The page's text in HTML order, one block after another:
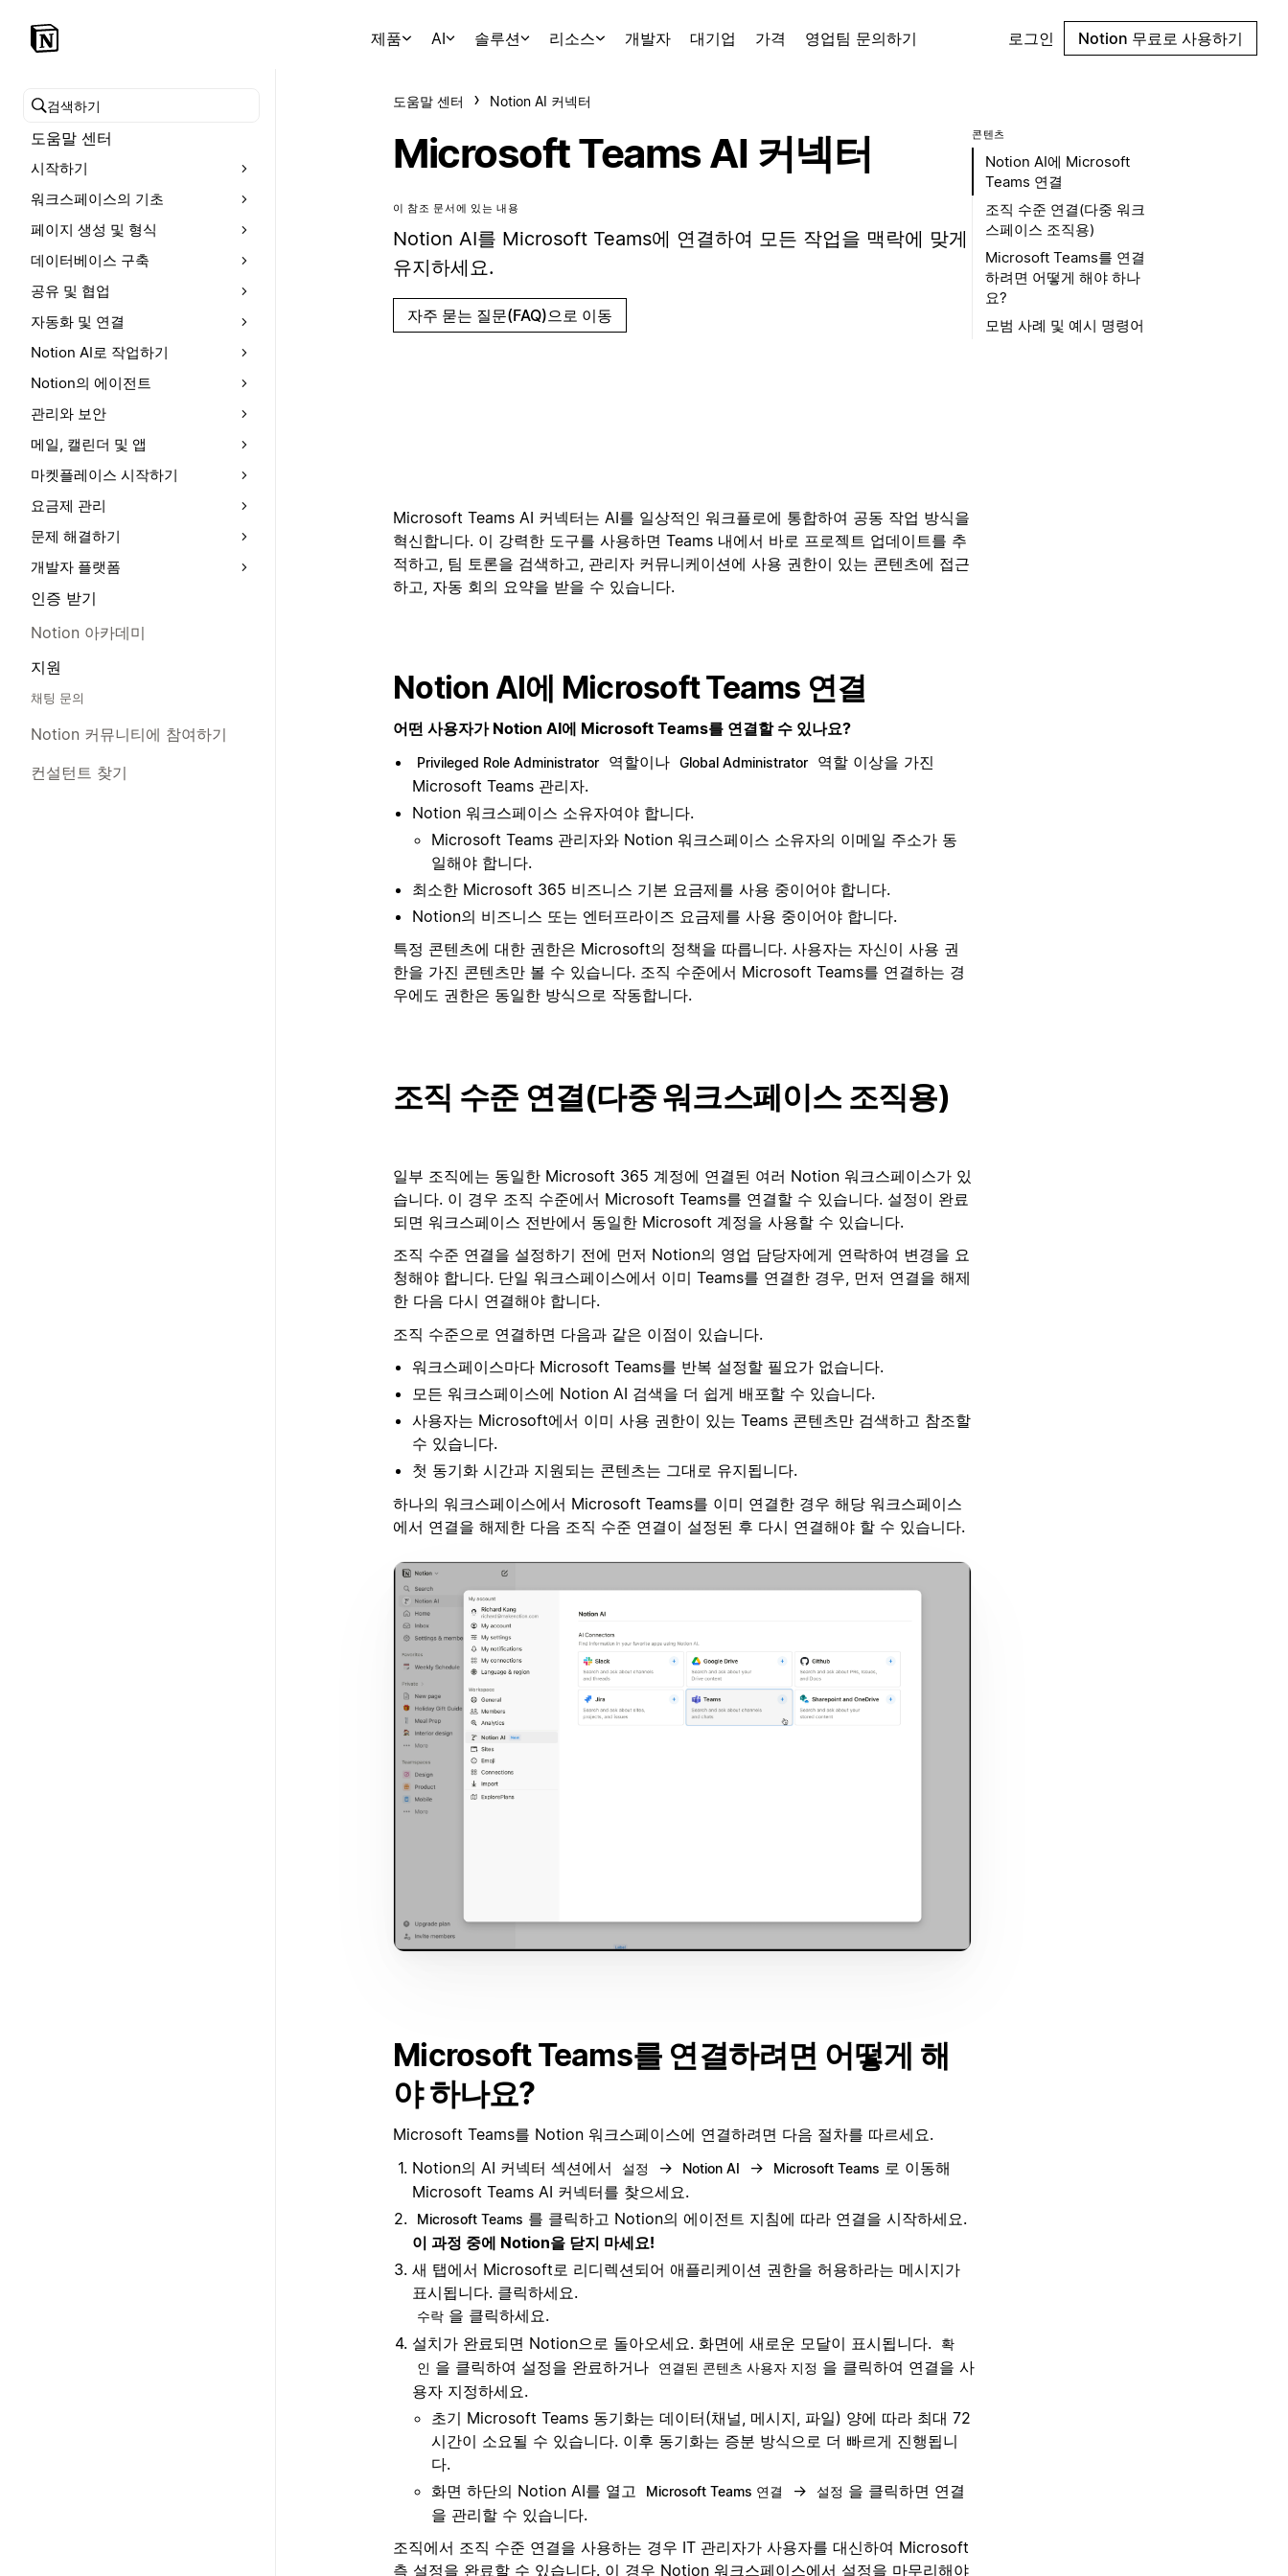
제품 AI 솔루션 리소스 개발자 대기업 가격 영업팀 문의하기 로그인 Notion 무료로 사용하기
도움말 센터 검색
도움말 센터
시작하기
워크스페이스의 기초
페이지 생성 및 형식
데이터베이스 구축
공유 및 협업
자동화 및 연결
Notion AI로 작업하기
Notion의 에이전트
관리와 보안
메일, 캘린더 및 앱
마켓플레이스 시작하기
요금제 관리
문제 해결하기
개발자 플랫폼
인증 받기
Notion 아카데미
지원
채팅 문의
Notion 커뮤니티에 참여하기
컨설턴트 찾기
도움말 센터 Notion AI 커넥터
Microsoft Teams AI 커넥터
이 참조 문서에 있는 내용
Notion AI를 Microsoft Teams에 연결하여 모든 작업을 맥락에 맞게
유지하세요.
자주 묻는 질문(FAQ)으로 이동
Microsoft Teams AI 커넥터는 AI를 일상적인 워크플로에 통합하여 공동 작업 방식을
혁신합니다. 이 강력한 도구를 사용하면 Teams 내에서 바로 프로젝트 업데이트를 추
적하고, 팀 토론을 검색하고, 관리자 커뮤니케이션에 사용 권한이 있는 콘텐츠에 접근
하고, 자동 회의 요약을 받을 수 있습니다.
Notion AI에 Microsoft Teams 연결
어떤 사용자가 Notion AI에 Microsoft Teams를 연결할 수 있나요?
Privileged Role Administrator 역할이나 Global Administrator
역할 이상을 가진
Microsoft Teams 관리자.
Notion 워크스페이스 소유자여야 합니다.
Microsoft Teams 관리자와 Notion 워크스페이스 소유자의 이메일 주소가 동
일해야 합니다.
최소한 Microsoft 365 비즈니스 기본 요금제를 사용 중이어야 합니다.
Notion의 비즈니스 또는 엔터프라이즈 요금제를 사용 중이어야 합니다.
특정 콘텐츠에 대한 권한은 Microsoft의 정책을 따릅니다. 사용자는 자신이 사용 권
한을 가진 콘텐츠만 볼 수 있습니다. 조직 수준에서 Microsoft Teams를 연결하는 경
우에도 권한은 동일한 방식으로 작동합니다.
조직 수준 연결(다중 워크스페이스 조직용)
일부 조직에는 동일한 Microsoft 365 계정에 연결된 여러 Notion 워크스페이스가 있
습니다. 이 경우 조직 수준에서 Microsoft Teams를 연결할 수 있습니다. 설정이 완료
되면 워크스페이스 전반에서 동일한 Microsoft 계정을 사용할 수 있습니다.
조직 수준 연결을 설정하기 전에 먼저 Notion의 영업 담당자에게 연락하여 변경을 요
청해야 합니다. 단일 워크스페이스에서 이미 Teams를 연결한 경우, 먼저 연결을 해제
한 다음 다시 연결해야 합니다.
조직 수준으로 연결하면 다음과 같은 이점이 있습니다.
워크스페이스마다 Microsoft Teams를 반복 설정할 필요가 없습니다.
모든 워크스페이스에 Notion AI 검색을 더 쉽게 배포할 수 있습니다.
사용자는 Microsoft에서 이미 사용 권한이 있는 Teams 콘텐츠만 검색하고 참조할
수 있습니다.
첫 동기화 시간과 지원되는 콘텐츠는 그대로 유지됩니다.
하나의 워크스페이스에서 Microsoft Teams를 이미 연결한 경우 해당 워크스페이스
에서 연결을 해제한 다음 조직 수준 연결이 설정된 후 다시 연결해야 할 수 있습니다.
Microsoft Teams를 연결하려면 어떻게 해
야 하나요?
Microsoft Teams를 Notion 워크스페이스에 연결하려면 다음 절차를 따르세요.
Notion의 AI 커넥터 섹션에서
설정 → Notion AI → Microsoft Teams 로 이동해
Microsoft Teams AI 커넥터를 찾으세요.
Microsoft Teams 를 클릭하고 Notion의 에이전트 지침에 따라 연결을 시작하세요.
이 과정 중에 Notion을 닫지 마세요!
새 탭에서 Microsoft로 리디렉션되어 애플리케이션 권한을 허용하라는 메시지가
표시됩니다. 클릭하세요.
수락 을 클릭하세요.
설치가 완료되면 Notion으로 돌아오세요. 화면에 새로운 모달이 표시됩니다.
확
인 을 클릭하여 설정을 완료하거나 연결된 콘텐츠 사용자 지정 을 클릭하여 연결을 사
용자 지정하세요.
초기 Microsoft Teams 동기화는 데이터(채널, 메시지, 파일) 양에 따라 최대 72
시간이 소요될 수 있습니다. 이후 동기화는 증분 방식으로 더 빠르게 진행됩니
다.
화면 하단의 Notion AI를 열고
Microsoft Teams 연결 → 설정 을 클릭하면 연결
을 관리할 수 있습니다.
조직에서 조직 수준 연결을 사용하는 경우 IT 관리자가 사용자를 대신하여 Microsoft
측 설정을 완료할 수 있습니다. 이 경우 Notion 워크스페이스에서 설정을 마무리해야
콘텐츠
Notion AI에 Microsoft
Teams 연결
조직 수준 연결(다중 워크
스페이스 조직용)
Microsoft Teams를 연결
하려면 어떻게 해야 하나
요?
모범 사례 및 예시 명령어